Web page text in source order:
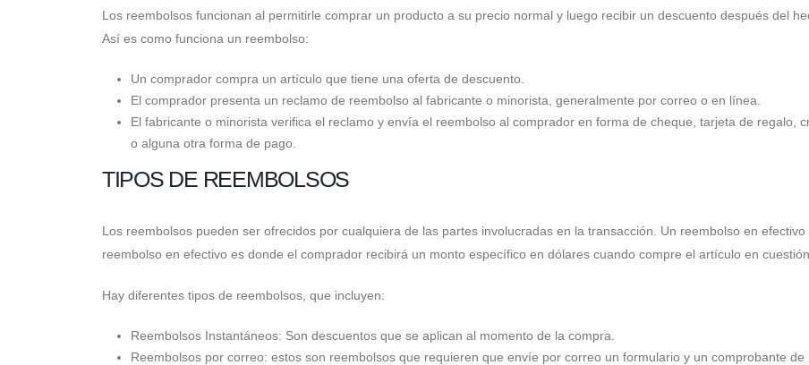
Los reembolsos funcionan al permitirle comprar un producto a su precio normal y luego recibir un descuento después del
Así es como funciona un reembolso:
Un comprador compra un artículo que tiene una oferta de descuento.
El comprador presenta un reclamo de reembolso al fabricante o minorista, generalmente por correo o en línea.
El fabricante o minorista verifica el reclamo y envía el reembolso al comprador en forma de cheque, tarjeta de regalo,
o alguna otra forma de pago.
TIPOS DE REEMBOLSOS
Los reembolsos pueden ser ofrecidos por cualquiera de las partes involucradas en la transacción. Un reembolso en efectivo
reembolso en efectivo es donde el comprador recibirá un monto específico en dólares cuando compre el artículo en cuestión.
Hay diferentes tipos de reembolsos, que incluyen:
Reembolsos Instantáneos: Son descuentos que se aplican al momento de la compra.
Reembolsos por correo: estos son reembolsos que requieren que envíe por correo un formulario y un comprobante de